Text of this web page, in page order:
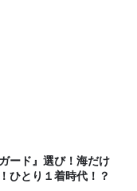
ード』選び！海だけ
ひとり１着時代！？